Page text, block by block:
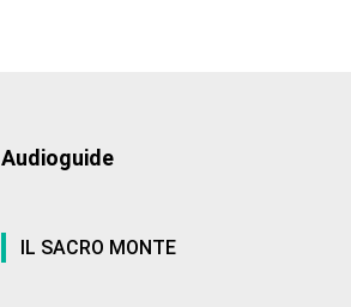
Audioguide
IL SACRO MONTE